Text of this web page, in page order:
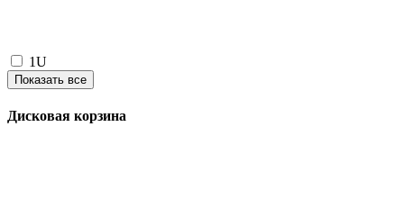
1U
Показать все
Дисковая корзина